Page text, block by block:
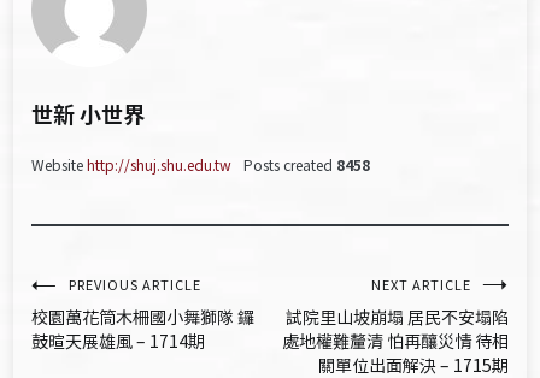
世新 小世界
Websitehttp://shuj.shu.edu.tw Posts created 8458
文
章
PREVIOUS ARTICLE
校園萬花筒木柵國小舞獅隊 鑼
鼓暄天展雄風 – 1714期
NEXT ARTICLE
試院里山坡崩塌 居民不安塌陷
處地權難釐清 怕再釀災情 待相
關單位出面解決 – 1715期